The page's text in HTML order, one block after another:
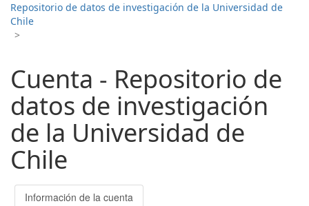
Repositorio de datos de investigación de la Universidad de
Chile
>
Cuenta - Repositorio de
datos de investigación
de la Universidad de
Chile
Información de la cuenta